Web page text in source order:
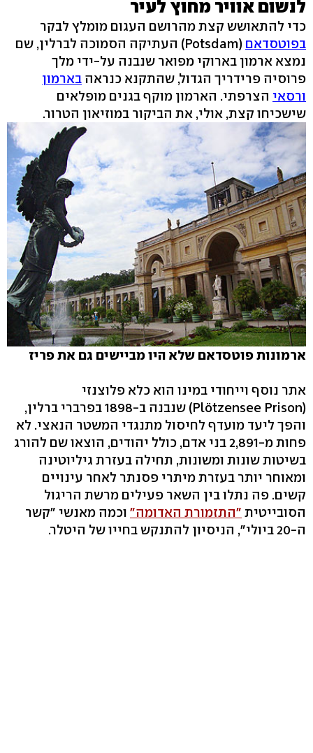
לנשום אוויר מחוץ לעיר
כדי להתאושש קצת מהרושם העגום מומלץ לבקר
בפוטסדאם
(Potsdam) העתיקה הסמוכה לברלין, שם
נמצא ארמון בארוקי מפואר שנבנה על-ידי מלך
פרוסיה פרידריך הגדול, שהתקנא כנראה בארמון
ורסאי הצרפתי. הארמון מוקף בגנים מופלאים
שישכיחו קצת, אולי, את הביקור במוזיאון הטרור.
ארמונות פוטסדאם שלא היו מביישים גם את פריז
אתר נוסף וייחודי במינו הוא כלא פלוצנזי
(Plötzensee Prison) שנבנה ב-1898 בפרברי ברלין,
והפך ליעד מועדף לחיסול מתנגדי המשטר הנאצי. לא
פחות מ-2,891 בני אדם, כולל יהודים, הוצאו שם להורג
בשיטות שונות ומשונות, תחילה בעזרת גיליוטינה
ומאוחר יותר בעזרת מיתרי פסנתר לאחר עינויים
קשים. פה נתלו בין השאר פעילים מרשת הריגול
הסובייטית "התזמורת האדומה" וכמה מאנשי "קשר
ה-20 ביולי", הניסיון להתנקש בחייו של היטלר.